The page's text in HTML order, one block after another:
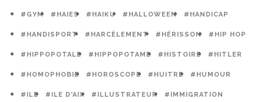
#GYM #HAIES #HAIKU #HALLOWEEN #HANDICAP
#HANDISPORT #HARCÈLEMENT #HÉRISSON #HIP HOP
#HIPPOPOTALE #HIPPOPOTAME #HISTOIRE #HITLER
#HOMOPHOBIE #HOROSCOPE #HUITRE #HUMOUR
#ILE #ILE D'AIX #ILLUSTRATEUR #IMMIGRATION